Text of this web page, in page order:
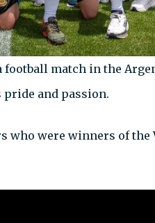
match in the
pride and passion.
were winners of the